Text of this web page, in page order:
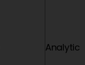
Analytic